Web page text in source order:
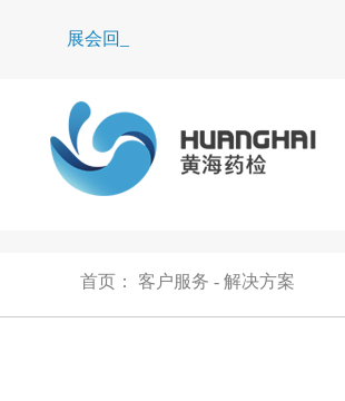
展会回顾_
首页 ： 客户服务 - 解决方案